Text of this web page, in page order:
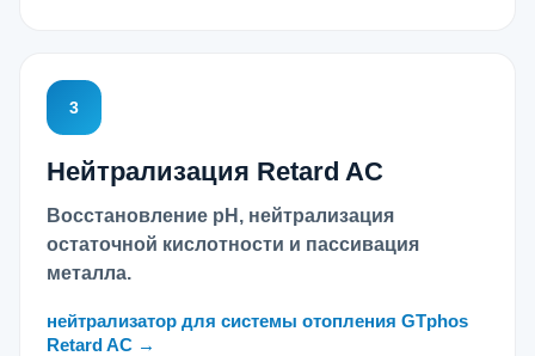
3
Нейтрализация Retard AC
Восстановление pH, нейтрализация
остаточной кислотности и пассивация
металла.
нейтрализатор для системы отопления GTphos
Retard AC →